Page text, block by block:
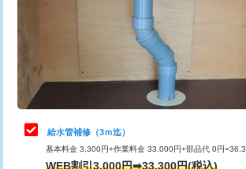
排水管工事（土の掘削・埋め戻し作
排水管工事（排水管工事/3ｍまで）
排水管工事（追加 排水管工事/3ｍ超
マス交換（土の掘削・埋め戻し作業）
止水・漏水調査・防水処理・清掃・修
理・調整・分解・加工など（軽作業）
止水・漏水調査・防水処理・清掃・修
理・調整・分解・加工など（中作業）
止水・漏水調査・防水処理・清掃・修
給水管補修（3ｍ迄）
基本料金 3,300円+作業料金 33,000円+部品代 0円
WEB割引3,000円➡33,300円(税込)